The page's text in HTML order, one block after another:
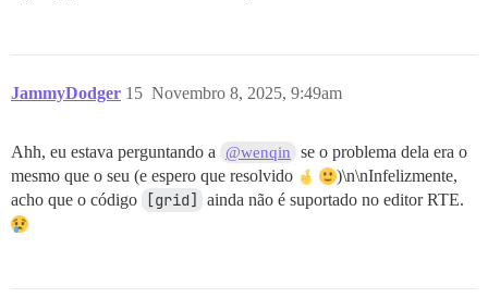
JammyDodger Novembro 8, 2025, 9:49am
15
Ahh, eu estava perguntando a @wenqin
se o problema dela era o
mesmo que o seu (e espero que resolvido
)\n\nInfelizmente,
acho que o código
[grid] ainda não é suportado no editor RTE.